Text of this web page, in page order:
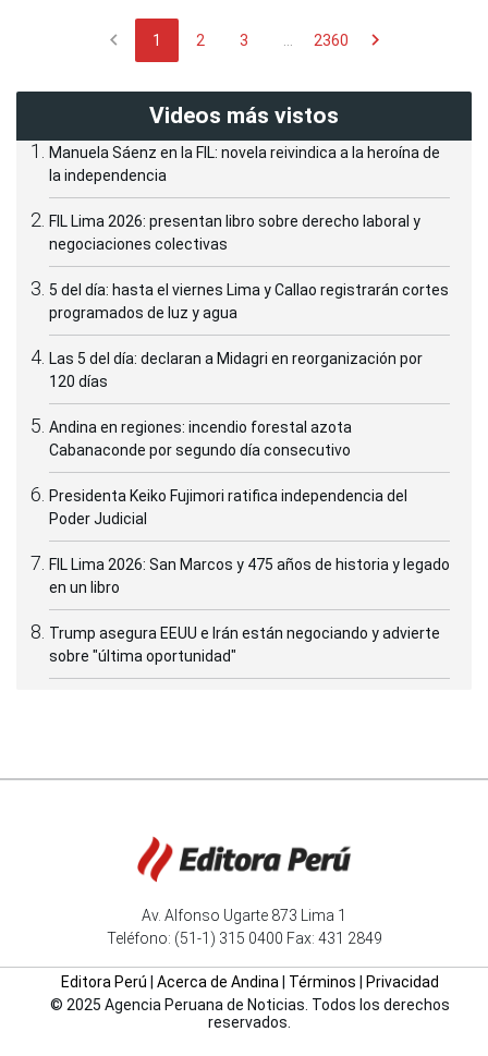
chevron_left 1 2 3 ... 2360 chevron_right
Videos más vistos
Manuela Sáenz en la FIL: novela reivindica a la heroína de
la independencia
FIL Lima 2026: presentan libro sobre derecho laboral y
negociaciones colectivas
5 del día: hasta el viernes Lima y Callao registrarán cortes
programados de luz y agua
Las 5 del día: declaran a Midagri en reorganización por
120 días
Andina en regiones: incendio forestal azota
Cabanaconde por segundo día consecutivo
Presidenta Keiko Fujimori ratifica independencia del
Poder Judicial
FIL Lima 2026: San Marcos y 475 años de historia y legado
en un libro
Trump asegura EEUU e Irán están negociando y advierte
sobre "última oportunidad"
Av. Alfonso Ugarte 873 Lima 1
Teléfono: (51-1) 315 0400 Fax: 431 2849
Editora Perú Acerca de Andina| Términos
Privacidad
© 2025 Agencia Peruana de Noticias. Todos los derechos
reservados.